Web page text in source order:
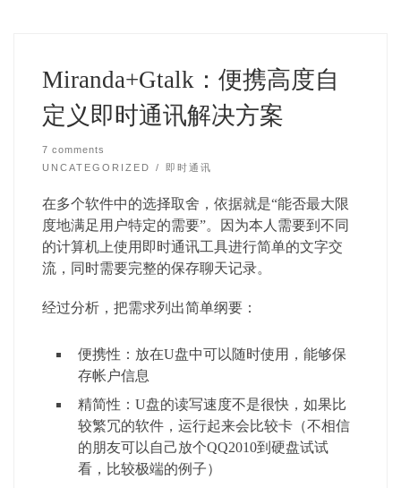
Miranda+Gtalk：便携高度自
定义即时通讯解决方案
7 comments
UNCATEGORIZED
即时通讯
在多个软件中的选择取舍，依据就是“能否最大限
度地满足用户特定的需要”。因为本人需要到不同
的计算机上使用即时通讯工具进行简单的文字交
流，同时需要完整的保存聊天记录。
经过分析，把需求列出简单纲要：
便携性：放在U盘中可以随时使用，能够保
存帐户信息
精简性：U盘的读写速度不是很快，如果比
较繁冗的软件，运行起来会比较卡（不相信
的朋友可以自己放个QQ2010到硬盘试试
看，比较极端的例子）